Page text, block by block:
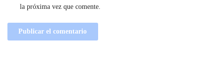
la próxima vez que comente.